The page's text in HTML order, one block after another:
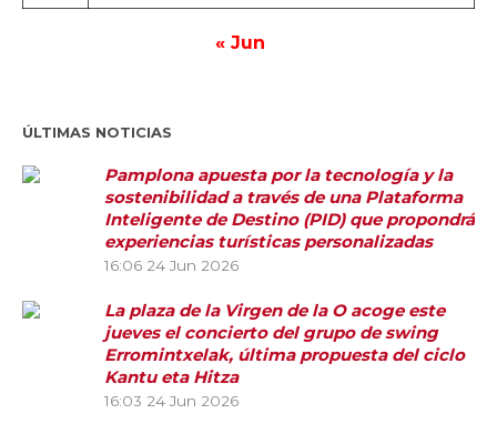
« Jun
ÚLTIMAS NOTICIAS
Pamplona apuesta por la tecnología y la
sostenibilidad a través de una Plataforma
Inteligente de Destino (PID) que propondrá
experiencias turísticas personalizadas
16:06 24 Jun 2026
La plaza de la Virgen de la O acoge este
jueves el concierto del grupo de swing
Erromintxelak, última propuesta del ciclo
Kantu eta Hitza
16:03 24 Jun 2026